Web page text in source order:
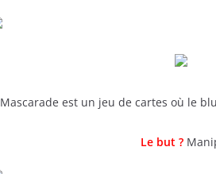
Mascarade est un jeu de cartes où le
Le but ?